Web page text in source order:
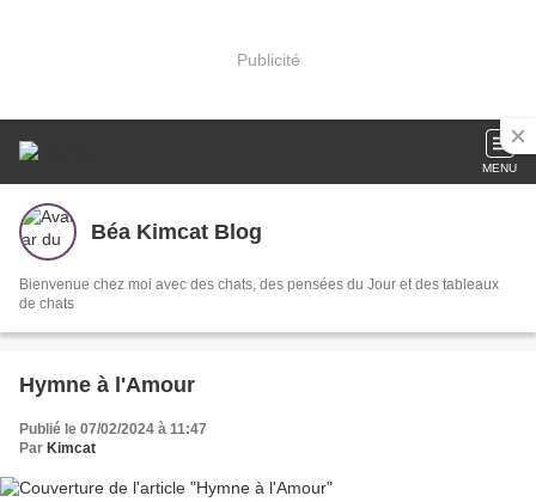
Publicité
MENU
Béa Kimcat Blog
Bienvenue chez moi avec des chats, des pensées du Jour et des tableaux
de chats
Hymne à l'Amour
Publié le 07/02/2024 à 11:47
Par Kimcat